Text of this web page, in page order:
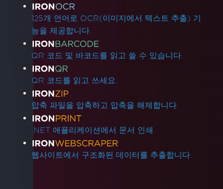
125개 언어로 OCR(이미지에서 텍스트 추출) 기
능을 제공합니다.
QR 코드 및 바코드를 읽고 쓸 수 있습니다.
QR 코드를 읽고 쓰세요.
압축 파일을 압축하고 압축을 해제합니다.
.NET 애플리케이션에서 문서 인쇄.
웹사이트에서 구조화된 데이터를 추출합니다.